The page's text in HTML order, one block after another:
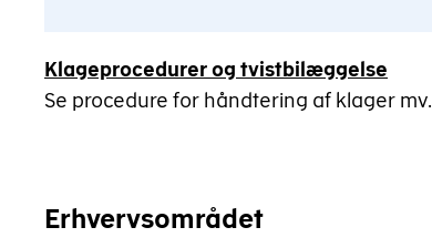
Klageprocedurer og tvistbilæggelse
Se procedure for håndtering af klager mv.
Erhvervsområdet